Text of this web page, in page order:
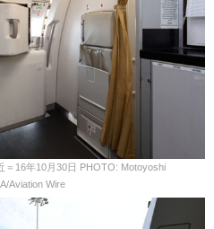
＝16年10月30日 PHOTO: Motoyoshi
Aviation Wire